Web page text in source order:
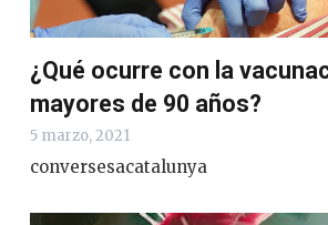
¿Qué ocurre con la
mayores de 90 años?
5 marzo, 2021
conversesacatalunya